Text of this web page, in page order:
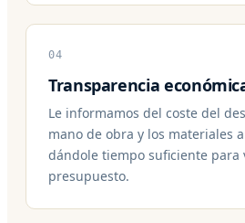
04
Transparencia
Le informamos del coste del
mano de obra y los materiales
dándole tiempo suficiente para
presupuesto.